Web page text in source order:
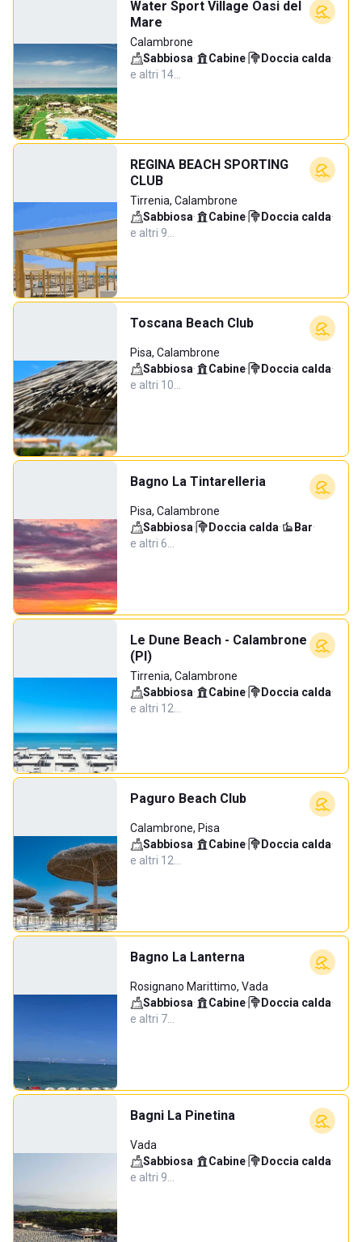
Water Sport Village Oasi del
Mare
Calambrone
Sabbiosa· Cabine· Doccia calda·
e altri 14…
REGINA BEACH SPORTING
CLUB
Tirrenia, Calambrone
Sabbiosa· Cabine· Doccia calda·
e altri 9…
Toscana Beach Club
Pisa, Calambrone
Sabbiosa· Cabine· Doccia calda·
e altri 10…
Bagno La Tintarelleria
Pisa, Calambrone
Sabbiosa· Doccia calda· Bar·
e altri 6…
Le Dune Beach - Calambrone
(PI)
Tirrenia, Calambrone
Sabbiosa· Cabine· Doccia calda·
e altri 12…
Paguro Beach Club
Calambrone, Pisa
Sabbiosa· Cabine· Doccia calda·
e altri 12…
Bagno La Lanterna
Rosignano Marittimo, Vada
Sabbiosa· Cabine· Doccia calda·
e altri 7…
Bagni La Pinetina
Vada
Sabbiosa· Cabine· Doccia calda·
e altri 9…